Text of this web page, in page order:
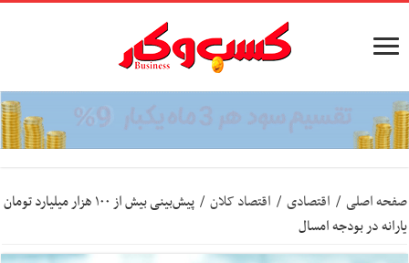
صفحه اصلی / اقتصادی / اقتصاد کلان /
پیش‌بینی بیش از ۱۰۰ هزار میلیارد تومان
یارانه در بودجه امسال